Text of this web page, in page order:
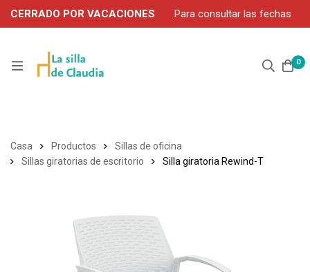
CERRADO POR VACACIONES
Para consultar las fechas
de servicio durante agosto, contacte por WhatsApp: 663 302
0
Casa Productos
Sillas de oficina
Sillas giratorias de escritorio
Silla giratoria Rewind-T